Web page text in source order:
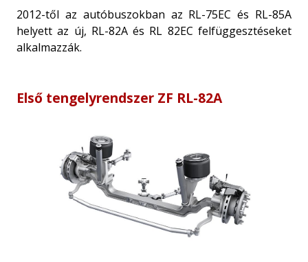
2012-től az autóbuszokban az RL-75EC és RL-85A
helyett az új, RL-82A és RL 82EC felfüggesztéseket
alkalmazzák.
Első tengelyrendszer ZF RL-82A